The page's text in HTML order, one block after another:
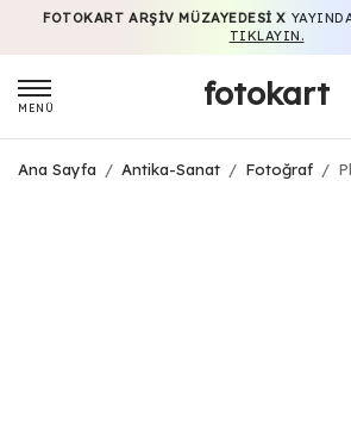
FOTOKART ARŞIV MÜZAYEDESI X
TIKLAYIN.
MENÜ fotokart
Ana Sayfa / Antika-Sanat / Fotoğraf /